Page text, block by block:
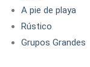
A pie de playa
Rústico
Grupos Grandes